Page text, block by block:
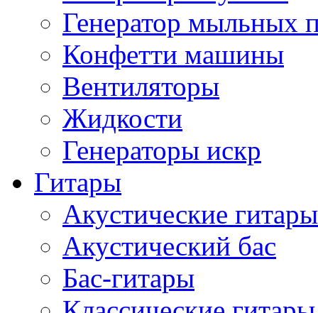
Генератор мыльных
Конфетти машины
Вентиляторы
Жидкости
Генераторы искр
Гитары
Акустические гитары
Акустический бас
Бас-гитары